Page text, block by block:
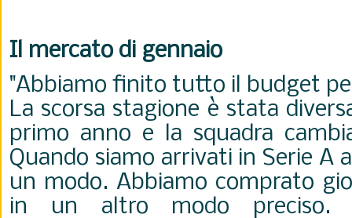
Il mercato di gennaio
"Abbiamo finito tutto il budget
La scorsa stagione è stata
primo anno e la squadra
Quando siamo arrivati in Serie A
un modo. Abbiamo comprato
in un altro modo preciso.